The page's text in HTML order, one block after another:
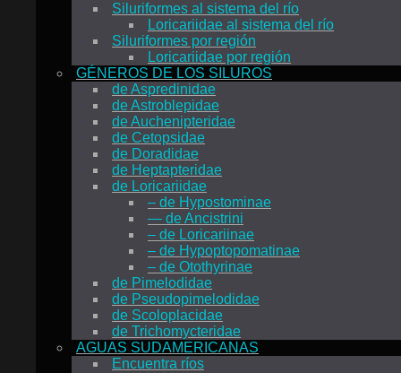
Siluriformes al sistema del río
Loricariidae al sistema del río
Siluriformes por región
Loricariidae por región
GÉNEROS DE LOS SILUROS
de Aspredinidae
de Astroblepidae
de Auchenipteridae
de Cetopsidae
de Doradidae
de Heptapteridae
de Loricariidae
– de Hypostominae
— de Ancistrini
– de Loricariinae
– de Hypoptopomatinae
– de Otothyrinae
de Pimelodidae
de Pseudopimelodidae
de Scoloplacidae
de Trichomycteridae
AGUAS SUDAMERICANAS
Encuentra ríos